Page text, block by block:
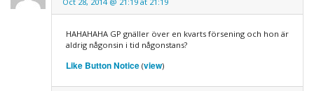
HAHAHAHA GP gnäller över en kvarts försening och hon är
aldrig någonsin i tid någonstans?
Like Button Notice(view)